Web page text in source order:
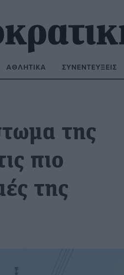
ΑΘΛΗΤΙΚΆ ΣΥΝΕΝΤΕΎΞΕΙΣ
της
πιο
της